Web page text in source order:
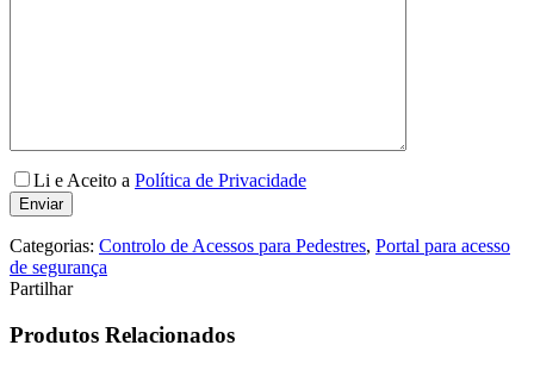
Li e Aceito a Política de Privacidade
Categorias: Controlo de Acessos para Pedestres, Portal para acesso
de segurança
Partilhar
Produtos Relacionados